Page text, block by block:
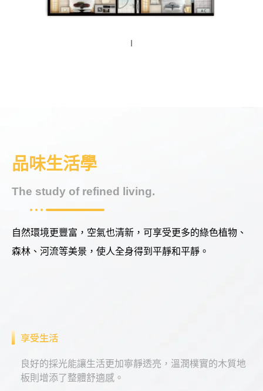
I
品味生活學
The study of refined living.
自然環境更豐富，空氣也清新，可享受更多的綠色植物、
森林、河流等美景，使人全身得到平靜和平靜。
享受生活
良好的採光能讓生活更加寧靜透亮，溫潤樸實的木質地
板則增添了整體舒適感。